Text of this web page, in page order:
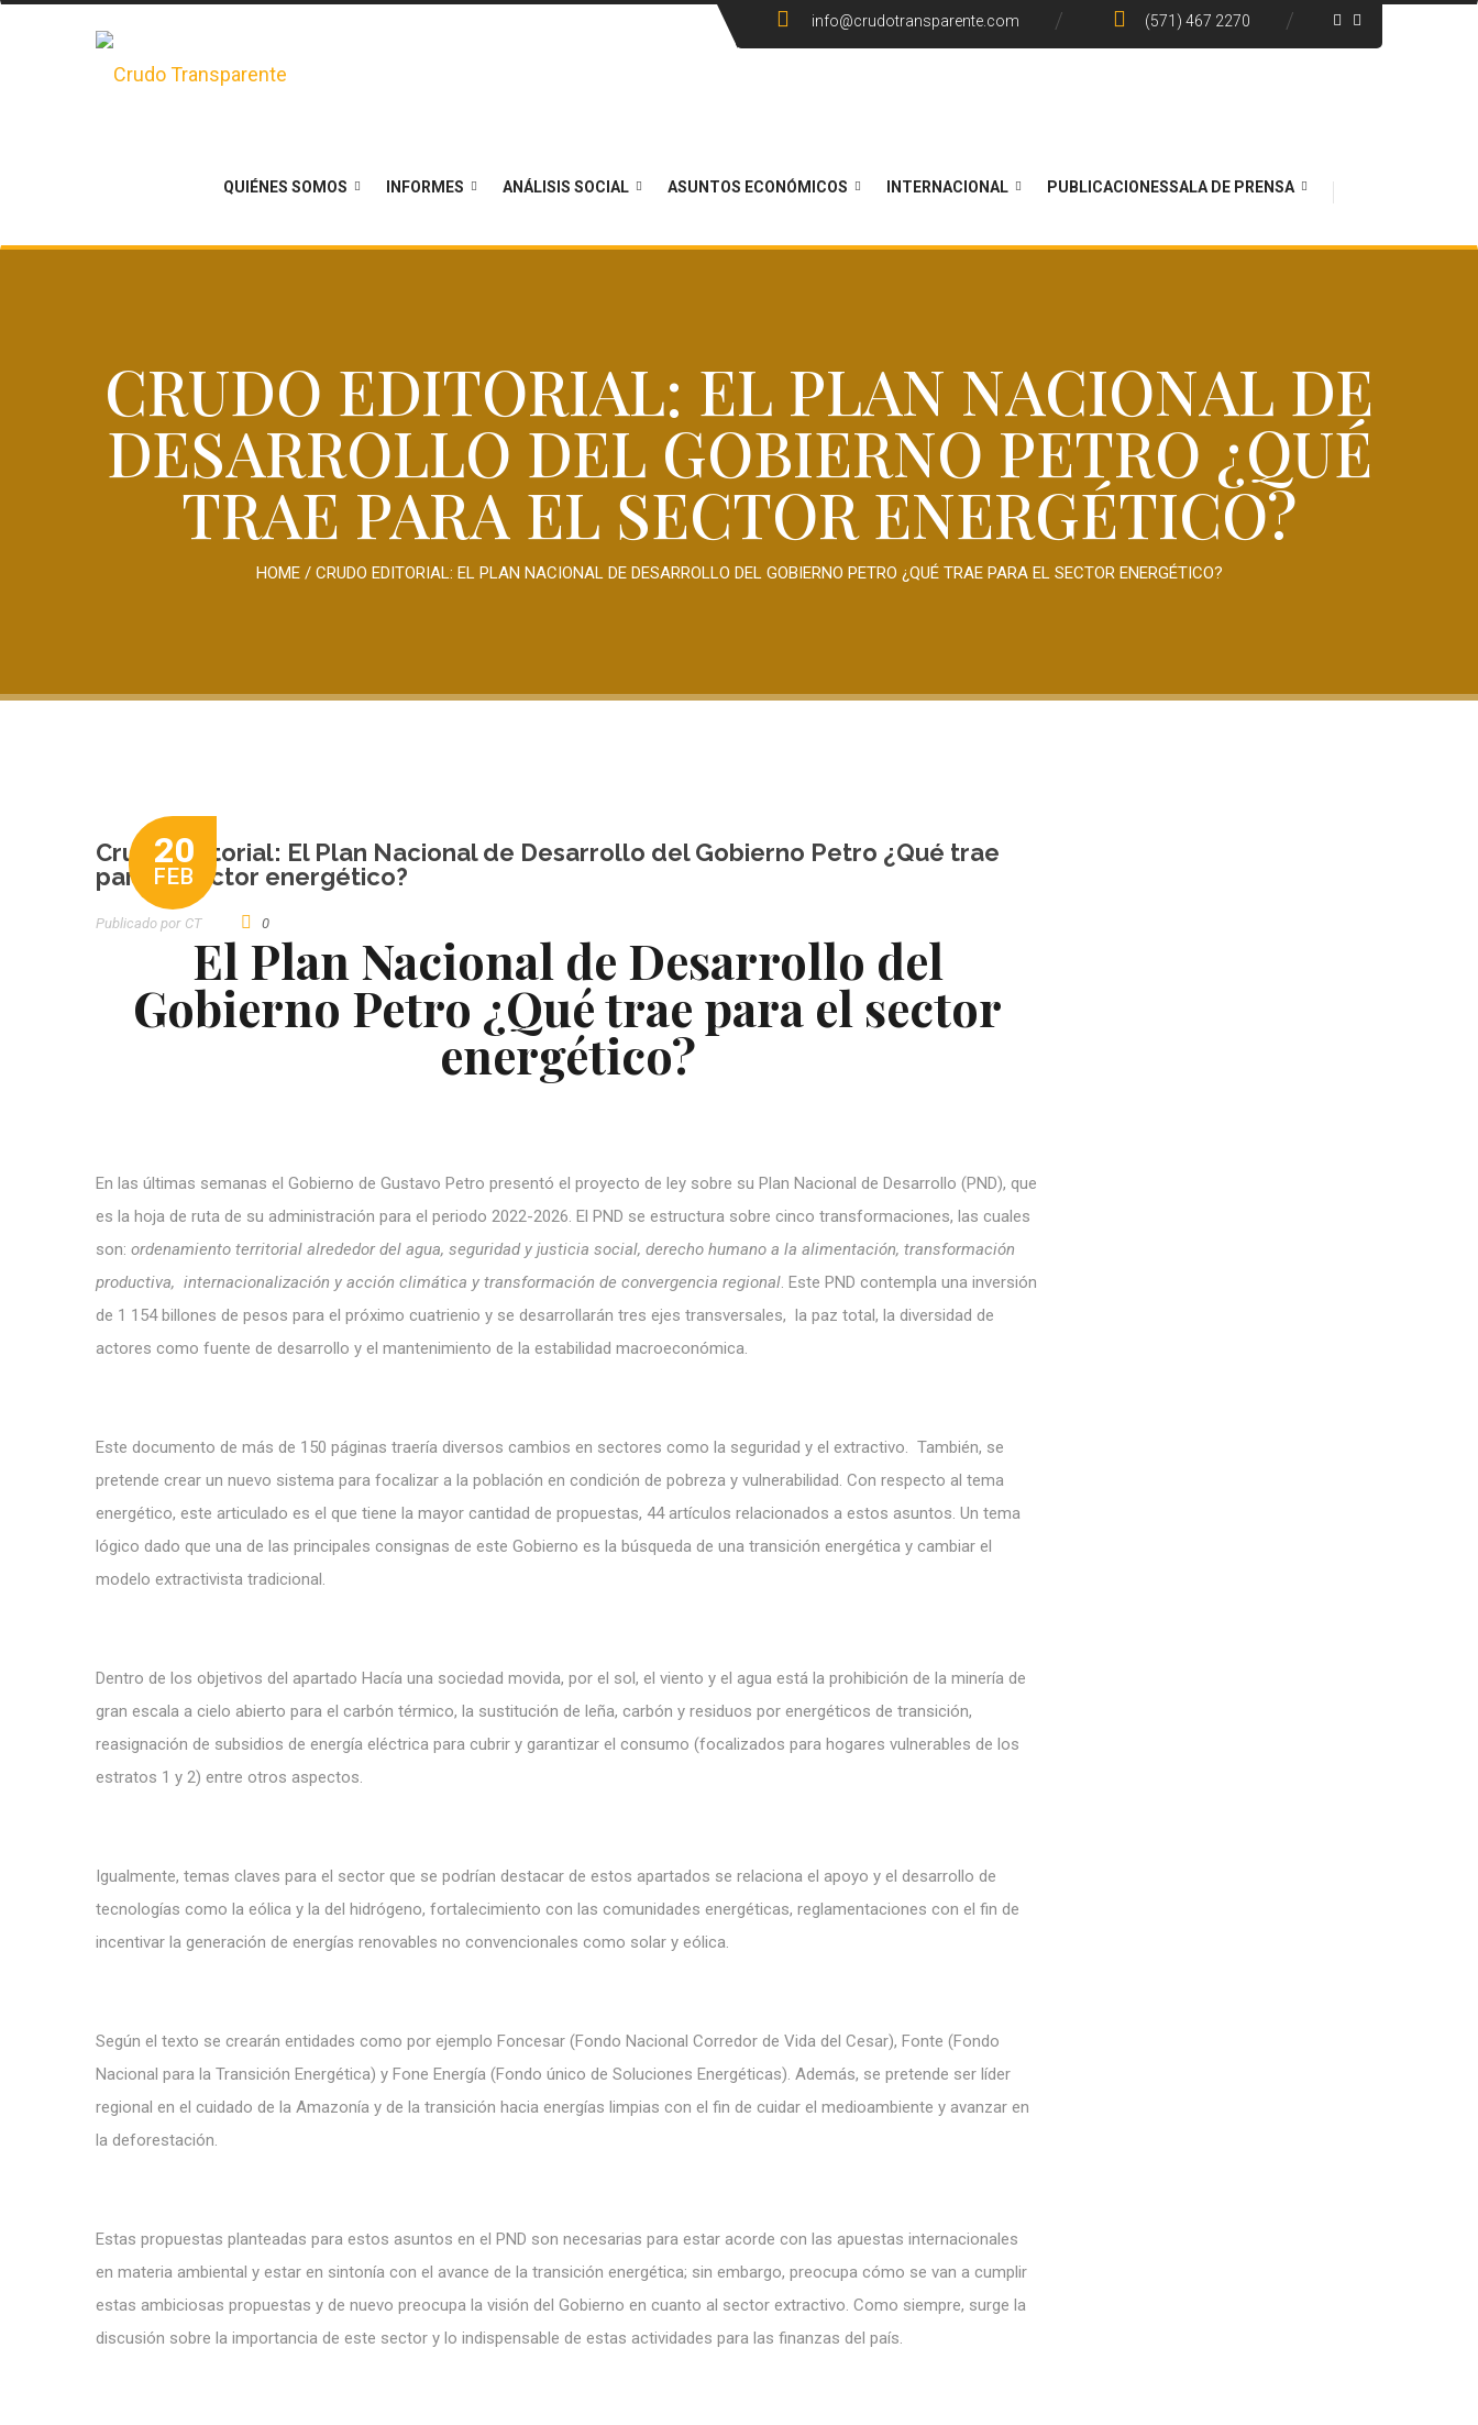
info@crudotransparente.com (571) 467 2270
QUIÉNES SOMOS INFORMES ANÁLISIS SOCIAL ASUNTOS ECONÓMICOS INTERNACIONAL PUBLICACIONESSALA DE PRENSA
CRUDO EDITORIAL: EL PLAN NACIONAL DE
DESARROLLO DEL GOBIERNO PETRO ¿QUÉ
TRAE PARA EL SECTOR ENERGÉTICO?
HOME/ CRUDO EDITORIAL: EL PLAN NACIONAL DE DESARROLLO DEL GOBIERNO PETRO ¿QUÉ TRAE PARA EL SECTOR ENERGÉTICO?
20
FEB
Crudo Editorial: El Plan Nacional de Desarrollo del Gobierno Petro ¿Qué trae
para el sector energético?
Publicado por CT 0
El Plan Nacional de Desarrollo del
Gobierno Petro ¿Qué trae para el sector
energético?
En las últimas semanas el Gobierno de Gustavo Petro presentó el proyecto de ley sobre su Plan Nacional de Desarrollo (PND), que
es la hoja de ruta de su administración para el periodo 2022-2026. El PND se estructura sobre cinco transformaciones, las cuales
son: ordenamiento territorial alrededor del agua, seguridad y justicia social, derecho humano a la alimentación, transformación
productiva, internacionalización y acción climática y transformación de convergencia regional. Este PND contempla una inversión
de 1 154 billones de pesos para el próximo cuatrienio y se desarrollarán tres ejes transversales, la paz total, la diversidad de
actores como fuente de desarrollo y el mantenimiento de la estabilidad macroeconómica.
Este documento de más de 150 páginas traería diversos cambios en sectores como la seguridad y el extractivo. También, se
pretende crear un nuevo sistema para focalizar a la población en condición de pobreza y vulnerabilidad. Con respecto al tema
energético, este articulado es el que tiene la mayor cantidad de propuestas, 44 artículos relacionados a estos asuntos. Un tema
lógico dado que una de las principales consignas de este Gobierno es la búsqueda de una transición energética y cambiar el
modelo extractivista tradicional.
Dentro de los objetivos del apartado Hacía una sociedad movida, por el sol, el viento y el agua está la prohibición de la minería de
gran escala a cielo abierto para el carbón térmico, la sustitución de leña, carbón y residuos por energéticos de transición,
reasignación de subsidios de energía eléctrica para cubrir y garantizar el consumo (focalizados para hogares vulnerables de los
estratos 1 y 2) entre otros aspectos.
Igualmente, temas claves para el sector que se podrían destacar de estos apartados se relaciona el apoyo y el desarrollo de
tecnologías como la eólica y la del hidrógeno, fortalecimiento con las comunidades energéticas, reglamentaciones con el fin de
incentivar la generación de energías renovables no convencionales como solar y eólica.
Según el texto se crearán entidades como por ejemplo Foncesar (Fondo Nacional Corredor de Vida del Cesar), Fonte (Fondo
Nacional para la Transición Energética) y Fone Energía (Fondo único de Soluciones Energéticas). Además, se pretende ser líder
regional en el cuidado de la Amazonía y de la transición hacia energías limpias con el fin de cuidar el medioambiente y avanzar en
la deforestación.
Estas propuestas planteadas para estos asuntos en el PND son necesarias para estar acorde con las apuestas internacionales
en materia ambiental y estar en sintonía con el avance de la transición energética; sin embargo, preocupa cómo se van a cumplir
estas ambiciosas propuestas y de nuevo preocupa la visión del Gobierno en cuanto al sector extractivo. Como siempre, surge la
discusión sobre la importancia de este sector y lo indispensable de estas actividades para las finanzas del país.